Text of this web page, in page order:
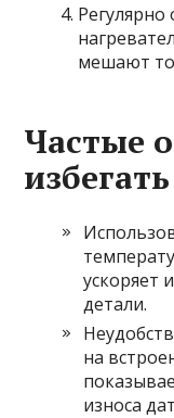
мешают
Частые
избегать
ускоряет
детали.
на
износа